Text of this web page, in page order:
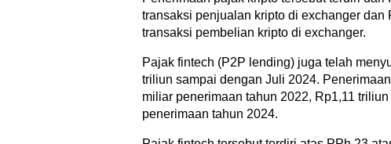
transaksi penjualan kripto di exchanger
transaksi pembelian kripto di exchanger.
Pajak fintech (P2P lending) juga telah
triliun sampai dengan Juli 2024.
miliar penerimaan tahun 2022, Rp1,11
penerimaan tahun 2024.